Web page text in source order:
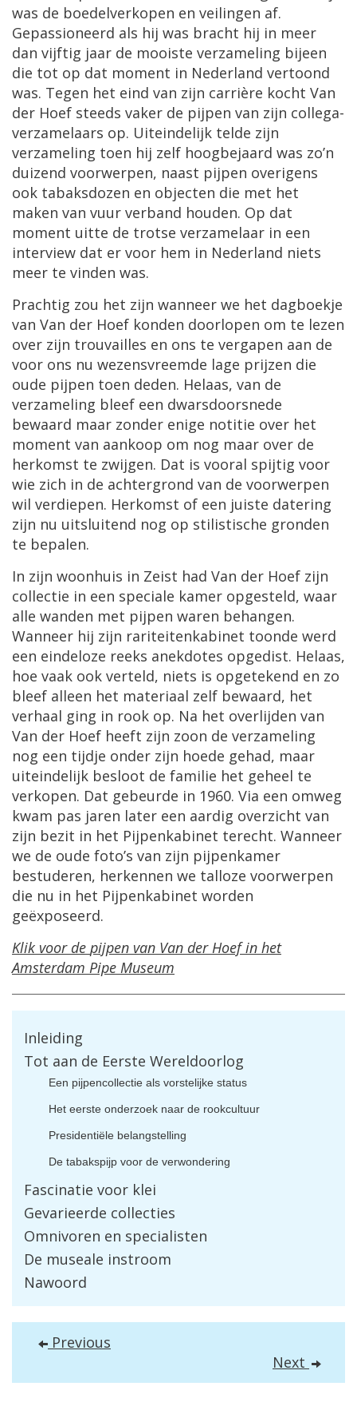
was de boedelverkopen en veilingen af.
Gepassioneerd als hij was bracht hij in meer
dan vijftig jaar de mooiste verzameling bijeen
die tot op dat moment in Nederland vertoond
was. Tegen het eind van zijn carrière kocht Van
der Hoef steeds vaker de pijpen van zijn collega-
verzamelaars op. Uiteindelijk telde zijn
verzameling toen hij zelf hoogbejaard was zo’n
duizend voorwerpen, naast pijpen overigens
ook tabaksdozen en objecten die met het
maken van vuur verband houden. Op dat
moment uitte de trotse verzamelaar in een
interview dat er voor hem in Nederland niets
meer te vinden was.
Prachtig zou het zijn wanneer we het dagboekje
van Van der Hoef konden doorlopen om te lezen
over zijn trouvailles en ons te vergapen aan de
voor ons nu wezensvreemde lage prijzen die
oude pijpen toen deden. Helaas, van de
verzameling bleef een dwarsdoorsnede
bewaard maar zonder enige notitie over het
moment van aankoop om nog maar over de
herkomst te zwijgen. Dat is vooral spijtig voor
wie zich in de achtergrond van de voorwerpen
wil verdiepen. Herkomst of een juiste datering
zijn nu uitsluitend nog op stilistische gronden
te bepalen.
In zijn woonhuis in Zeist had Van der Hoef zijn
collectie in een speciale kamer opgesteld, waar
alle wanden met pijpen waren behangen.
Wanneer hij zijn rariteitenkabinet toonde werd
een eindeloze reeks anekdotes opgedist. Helaas,
hoe vaak ook verteld, niets is opgetekend en zo
bleef alleen het materiaal zelf bewaard, het
verhaal ging in rook op. Na het overlijden van
Van der Hoef heeft zijn zoon de verzameling
nog een tijdje onder zijn hoede gehad, maar
uiteindelijk besloot de familie het geheel te
verkopen. Dat gebeurde in 1960. Via een omweg
kwam pas jaren later een aardig overzicht van
zijn bezit in het Pijpenkabinet terecht. Wanneer
we de oude foto’s van zijn pijpenkamer
bestuderen, herkennen we talloze voorwerpen
die nu in het Pijpenkabinet worden
geëxposeerd.
Klik voor de pijpen van Van der Hoef in het
Amsterdam Pipe Museum
Inleiding
Tot aan de Eerste Wereldoorlog
Een pijpencollectie als vorstelijke status
Het eerste onderzoek naar de rookcultuur
Presidentiële belangstelling
De tabakspijp voor de verwondering
Fascinatie voor klei
Gevarieerde collecties
Omnivoren en specialisten
De museale instroom
Nawoord
Previous
Next